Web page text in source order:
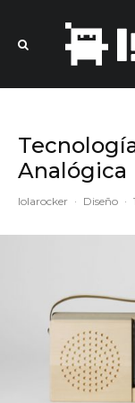
Analógica
lolarocker · Diseño ·